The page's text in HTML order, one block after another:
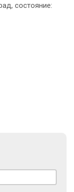
состояние: